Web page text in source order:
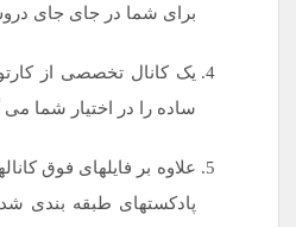
برای شما در جای جای
یک کانال تخصصی از
ساده را در اختیار شما می
علاوه بر فایلهای فوق
پادکستهای طبقه بندی